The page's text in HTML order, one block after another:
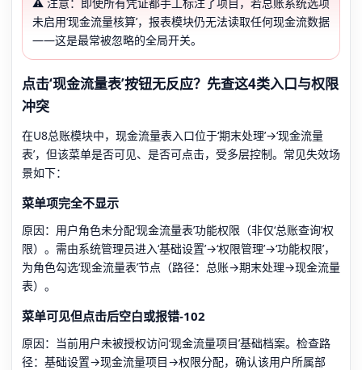
未启用‘现金流量核算’，报表模块仍无法读取任何现金流数据
——这是最常被忽略的全局开关。
点击‘现金流量表’按钮无反应？先查这4类入口与权限
冲突
在U8总账模块中，现金流量表入口位于‘期末处理’→‘现金流量
表’，但该菜单是否可见、是否可点击，受多层控制。常见失效场
景如下：
菜单项完全不显示
原因：用户角色未分配‘现金流量表’功能权限（非仅‘总账查询’权
限）。需由系统管理员进入‘基础设置’→‘权限管理’→‘功能权限’，
为角色勾选‘现金流量表’节点（路径：总账→期末处理→现金流量
表）。
菜单可见但点击后空白或报错-102
原因：当前用户未被授权访问‘现金流量项目’基础档案。检查路
径：基础设置→现金流量项目→权限分配，确认该用户所属部